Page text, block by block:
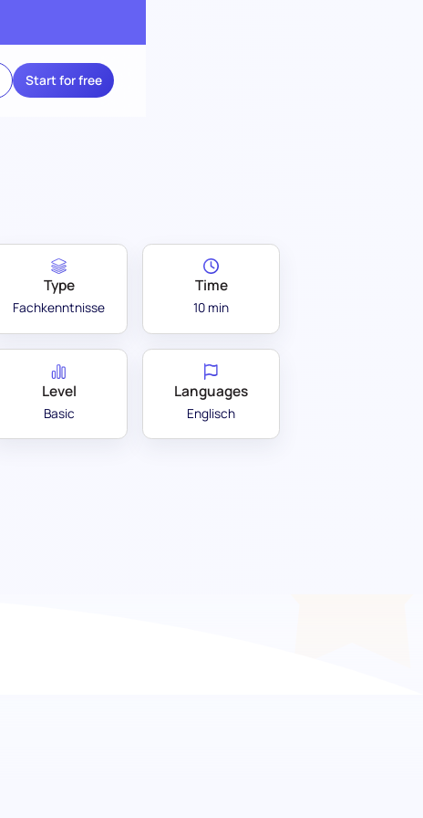
Start for free
Type
Fachkenntnisse
Time
10 min
Level
Basic
Languages
Englisch